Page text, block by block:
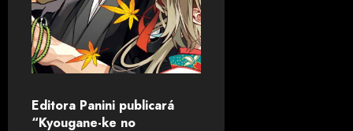
Editora Panini publicará
“Kyougane-ke no